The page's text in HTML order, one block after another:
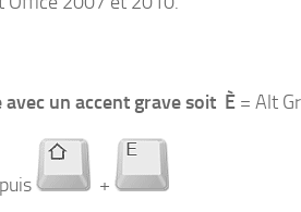
un accent grave soit È = Alt
puis +